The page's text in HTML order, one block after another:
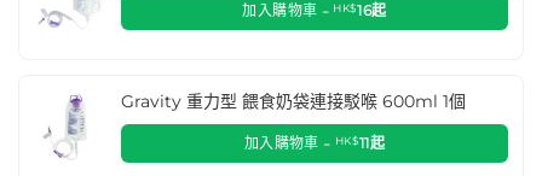
加入購物車 - HK$16起
Gravity 重力型 餵食奶袋連接駁喉 600ml 1個
加入購物車 - HK$11起